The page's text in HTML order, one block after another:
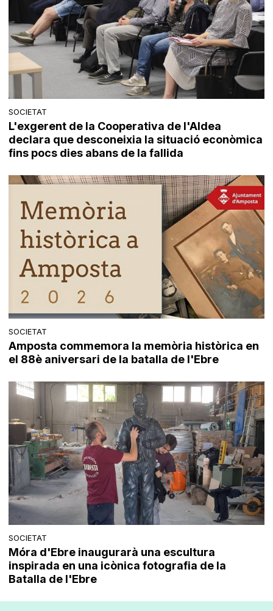
SOCIETAT
L'exgerent de la Cooperativa de l'Aldea
declara que desconeixia la situació econòmica
fins pocs dies abans de la fallida
SOCIETAT
Amposta commemora la memòria històrica en
el 88è aniversari de la batalla de l'Ebre
SOCIETAT
Móra d'Ebre inaugurarà una escultura
inspirada en una icònica fotografia de la
Batalla de l'Ebre